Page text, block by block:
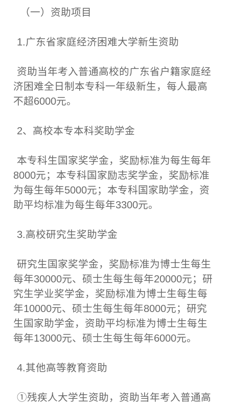
（一）资助项目
1.广东省家庭经济困难大学新生资助
资助当年考入普通高校的广东省户籍家庭经
济困难全日制本专科一年级新生，每人最高
不超6000元。
2、高校本专本科奖助学金
本专科生国家奖学金，奖励标准为每生每年
8000元；本专科国家励志奖学金，奖励标准
为每生每年5000元；本专科国家助学金，资
助平均标准为每生每年3300元。
3.高校研究生奖助学金
研究生国家奖学金，奖励标准为博士生每生
每年30000元、硕士生每生每年20000元；研
究生学业奖学金，奖励标准为博士生每生每
年10000元、硕士生每生每年8000元；研究
生国家助学金，资助平均标准为博士生每生
每年13000元、硕士生每生每年6000元。
4.其他高等教育资助
①残疾人大学生资助，资助当年考入普通高